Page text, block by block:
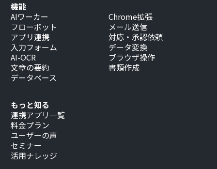
もっと知る
連携アプリ一覧
料金プラン
ユーザーの声
セミナー
活用ナレッジ
機能
AIワーカー
フローボット
アプリ連携
入力フォーム
AI-OCR
文章の要約
データベース
Chrome拡張
メール送信
対応・承認依頼
データ変換
ブラウザ操作
書類作成